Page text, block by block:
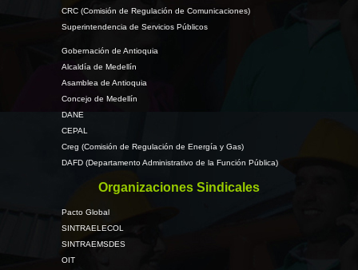
CRC (Comisión de Regulación de Comunicaciones)
Superintendencia de Servicios Públicos
Gobernación de Antioquia
Alcaldía de Medellín
Asamblea de Antioquia
Concejo de Medellín
DANE
CEPAL
Creg (Comisión de Regulación de Energía y Gas)
DAFD (Departamento Administrativo de la Función Pública)
Organizaciones Sindicales
Pacto Global
SINTRAELECOL
SINTRAEMSDES
OIT